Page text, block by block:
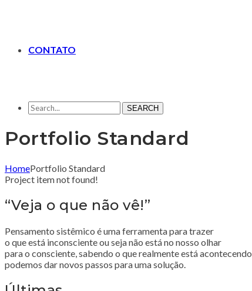
CONTATO
SEARCH
Portfolio Standard
HomePortfolio Standard
Project item not found!
“Veja o que não vê!”
Pensamento sistêmico é uma ferramenta para trazer
o que está inconsciente ou seja não está no nosso olhar
para o consciente, sabendo o que realmente está acontecendo
podemos dar novos passos para uma solução.